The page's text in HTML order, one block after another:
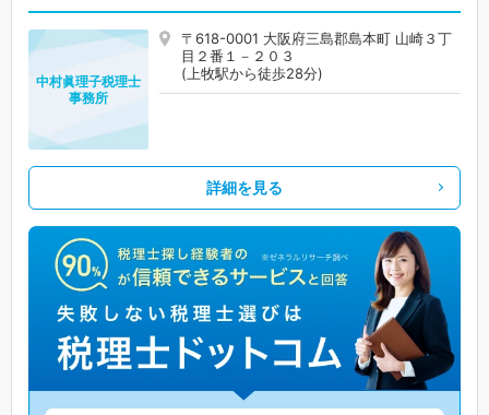
〒618-0001 大阪府三島郡島本町 山崎３丁
目２番１－２０３
(上牧駅から徒歩28分)
中村眞理子税理士
事務所
詳細を見る